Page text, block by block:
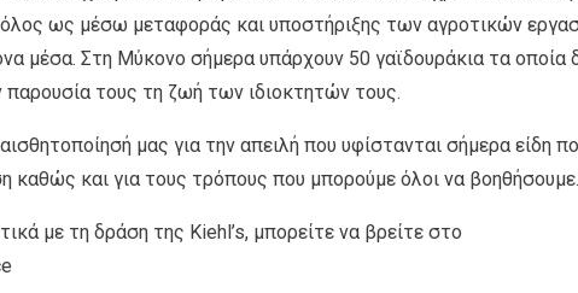
ως μέσω μεταφοράς και υποστήριξης των αγροτικών
μέσα. Στη Μύκονο σήμερα υπάρχουν 50 γαϊδουράκια τα οποία
παρουσία τους τη ζωή των ιδιοκτητών τους.
μας για την απειλή που υφίστανται σήμερα είδη
καθώς και για τους τρόπους που μπορούμε όλοι να βοηθήσουμε.
με τη δράση της Kiehl’s, μπορείτε να βρείτε στο